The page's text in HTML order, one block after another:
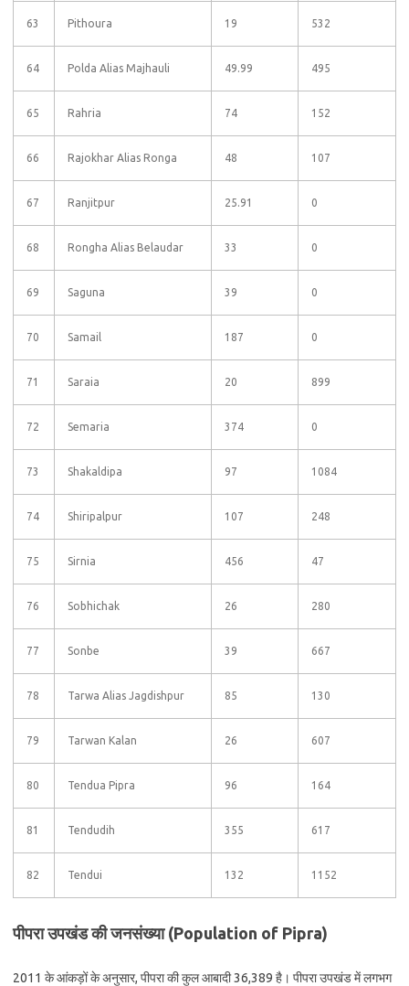
63 Pithoura 19 532
64 Polda Alias Majhauli 49.99 495
65 Rahria 74 152
66 Rajokhar Alias Ronga 48 107
67 Ranjitpur 25.91 0
68 Rongha Alias Belaudar 33 0
69 Saguna 39 0
70 Samail 187 0
71 Saraia 20 899
72 Semaria 374 0
73 Shakaldipa 97 1084
74 Shiripalpur 107 248
75 Sirnia 456 47
76 Sobhichak 26 280
77 Sonbe 39 667
78 Tarwa Alias Jagdishpur 85 130
79 Tarwan Kalan 26 607
80 Tendua Pipra 96 164
81 Tendudih 355 617
82 Tendui 132 1152
पीपरा उपखंड की जनसंख्या (Population of Pipra)
2011 के आंकड़ों के अनुसार, पीपरा की कुल आबादी 36,389 है। पीपरा उपखंड में लगभग